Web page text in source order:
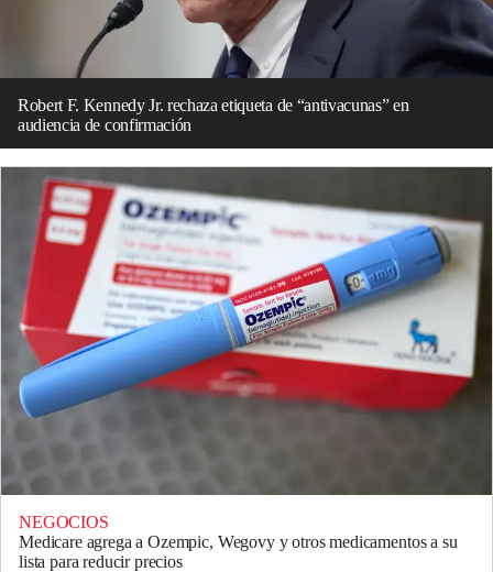
Robert F. Kennedy Jr. rechaza etiqueta de “antivacunas” en
audiencia de confirmación
NEGOCIOS
Medicare agrega a Ozempic, Wegovy y otros medicamentos a su
lista para reducir precios